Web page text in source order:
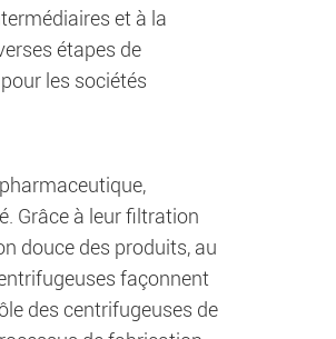
et à la
étapes de
les sociétés
Grâce à leur filtration
douce des produits, au
façonnent
des centrifugeuses de